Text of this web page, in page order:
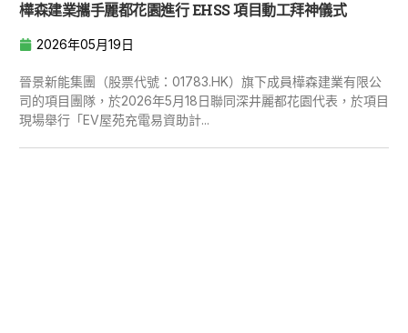
樺森建業攜手麗都花園進行 EHSS 項目動工拜神儀式
2026年05月19日
晉景新能集團（股票代號：01783.HK）旗下成員樺森建業有限公
司的項目團隊，於2026年5月18日聯同深井麗都花園代表，於項目
現場舉行「EV屋苑充電易資助計...